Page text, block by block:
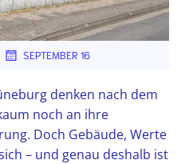
SEPTEMBER 16
denken nach dem
noch an ihre
Doch Gebäude, Werte
– und genau deshalb ist